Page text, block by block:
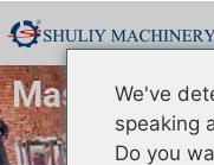
Mashine ya
Hai
We've
speaking
Do you